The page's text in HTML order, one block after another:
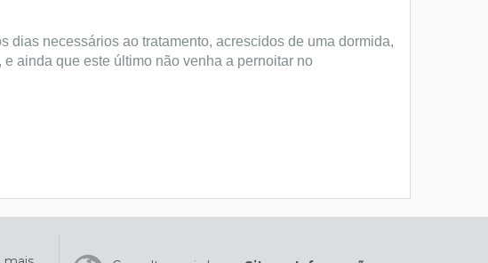
necessários ao tratamento, acrescidos de uma dormida,
ainda que este último não venha a pernoitar no